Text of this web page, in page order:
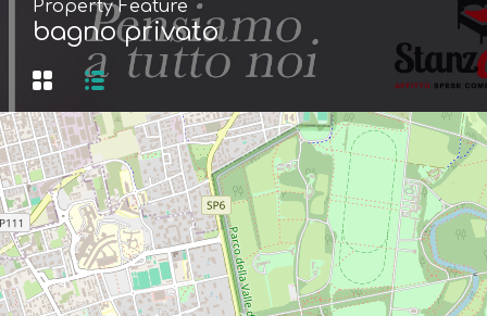
Property Feature
bagno privato
4